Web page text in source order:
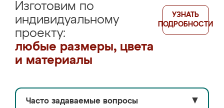
Изготовим по
индивидуальному
проекту:
любые размеры, цвета
и материалы
УЗНАТЬ
ПОДРОБНОСТИ
Часто задаваемые вопросы ▼